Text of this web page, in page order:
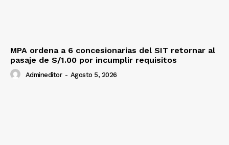
MPA ordena a 6 concesionarias del SIT retornar al
pasaje de S/1.00 por incumplir requisitos
Admineditor - Agosto 5, 2026